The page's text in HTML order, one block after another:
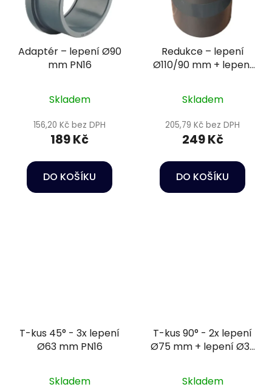
Adaptér – lepení Ø90
mm PN16
Skladem
156,20 Kč bez DPH
189 Kč
DO KOŠÍKU
Redukce – lepení
Ø110/90 mm + lepení
Skladem
205,79 Kč bez DPH
249 Kč
DO KOŠÍKU
T-kus 45° - 3x lepení
Ø63 mm PN16
Skladem
T-kus 90° - 2x lepení
Ø75 mm + lepení Ø32
Skladem